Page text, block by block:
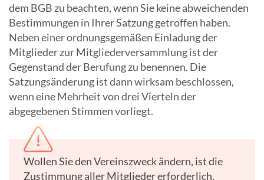
dem BGB zu beachten, wenn Sie keine abweichenden
Bestimmungen in Ihrer Satzung getroffen haben.
Neben einer ordnungsgemäßen Einladung der
Mitglieder zur Mitgliederversammlung ist der
Gegenstand der Berufung zu benennen. Die
Satzungsänderung ist dann wirksam beschlossen,
wenn eine Mehrheit von drei Vierteln der
abgegebenen Stimmen vorliegt.
Wollen Sie den Vereinszweck ändern, ist die
Zustimmung aller Mitglieder erforderlich.